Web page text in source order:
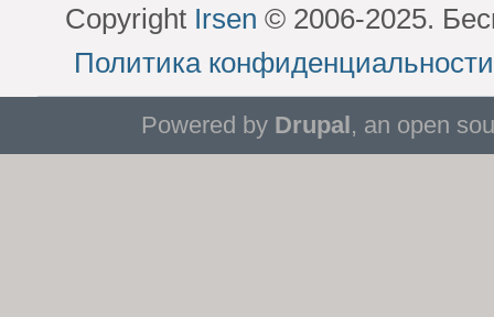
Copyright Irsen © 2006-2025.
Политика
Powered by Drupal, an open